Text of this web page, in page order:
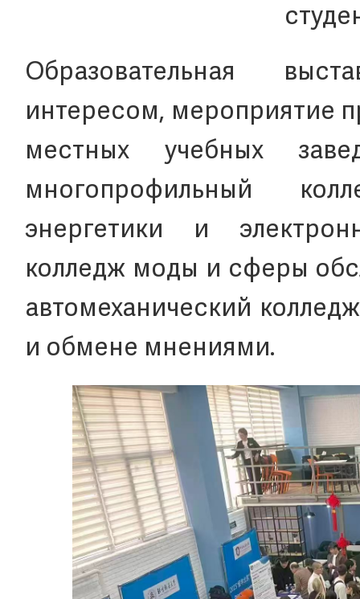
Образовательная
интересом, мероприятие
местных учебных
многопрофильный
энергетики и
колледж моды и сферы
автомеханический
и обмене мнениями.